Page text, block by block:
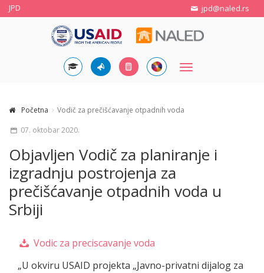
JPD jpd@naled.rs
Toggle
Početna
Vodič za prečišćavanje otpadnih voda
07. oktobar 2020.
Objavljen Vodič za planiranje i
izgradnju postrojenja za
prečišćavanje otpadnih voda u
Srbiji
Vodic za preciscavanje voda
„U okviru USAID projekta „Javno-privatni dijalog za